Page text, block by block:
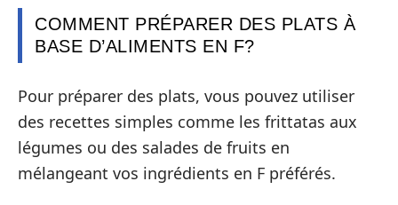
COMMENT PRÉPARER DES PLATS À
BASE D’ALIMENTS EN F?
Pour préparer des plats, vous pouvez utiliser
des recettes simples comme les frittatas aux
légumes ou des salades de fruits en
mélangeant vos ingrédients en F préférés.